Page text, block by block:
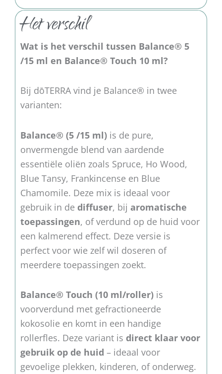
Het verschil
Wat is het verschil tussen Balance® 5
/15 ml en Balance® Touch 10 ml?
Bij dōTERRA vind je Balance® in twee
varianten:
Balance® (5 /15 ml) is de pure,
onvermengde blend van aardende
essentiële oliën zoals Spruce, Ho Wood,
Blue Tansy, Frankincense en Blue
Chamomile. Deze mix is ideaal voor
gebruik in de diffuser, bij aromatische
toepassingen, of verdund op de huid voor
een kalmerend effect. Deze versie is
perfect voor wie zelf wil doseren of
meerdere toepassingen zoekt.
Balance® Touch (10 ml/roller) is
voorverdund met gefractioneerde
kokosolie en komt in een handige
rollerfles. Deze variant is direct klaar voor
gebruik op de huid – ideaal voor
gevoelige plekken, kinderen, of onderweg.